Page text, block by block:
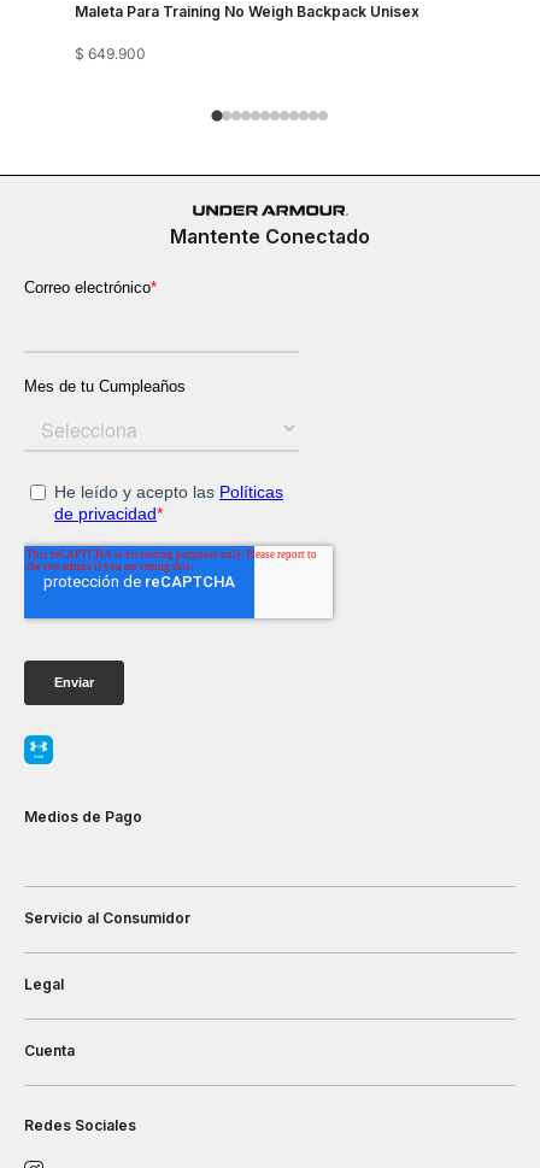
Maleta Para Training No Weigh Backpack Unisex
$ 649.900
Mantente Conectado
Medios de Pago
Servicio al Consumidor
Legal
Cuenta
Redes Sociales